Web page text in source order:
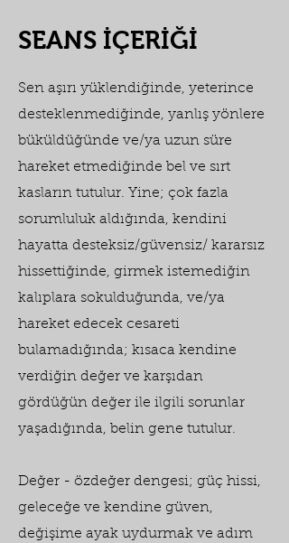
SEANS İÇERİĞİ
Sen aşırı yüklendiğinde, yeterince
desteklenmediğinde, yanlış yönlere
büküldüğünde ve/ya uzun süre
hareket etmediğinde bel ve sırt
kasların tutulur. Yine; çok fazla
sorumluluk aldığında, kendini
hayatta desteksiz/güvensiz/ kararsız
hissettiğinde, girmek istemediğin
kalıplara sokulduğunda, ve/ya
hareket edecek cesareti
bulamadığında; kısaca kendine
verdiğin değer ve karşıdan
gördüğün değer ile ilgili sorunlar
yaşadığında, belin gene tutulur.
Değer - özdeğer dengesi; güç hissi,
geleceğe ve kendine güven,
değişime ayak uydurmak ve adım